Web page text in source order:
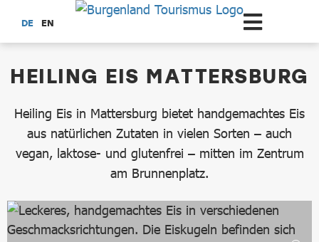
Zum Hauptinhalt springen
DE EN
HEILING EIS MATTERSBURG
Heiling Eis in Mattersburg bietet handgemachtes Eis
aus natürlichen Zutaten in vielen Sorten – auch
vegan, laktose- und glutenfrei – mitten im Zentrum
am Brunnenplatz.